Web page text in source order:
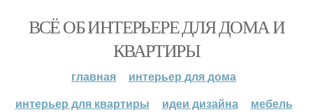
ВСЁ ОБ ИНТЕРЬЕРЕ ДЛЯ ДОМА И
КВАРТИРЫ
главная
интерьер для дома
интерьер для квартиры
идеи дизайна мебель